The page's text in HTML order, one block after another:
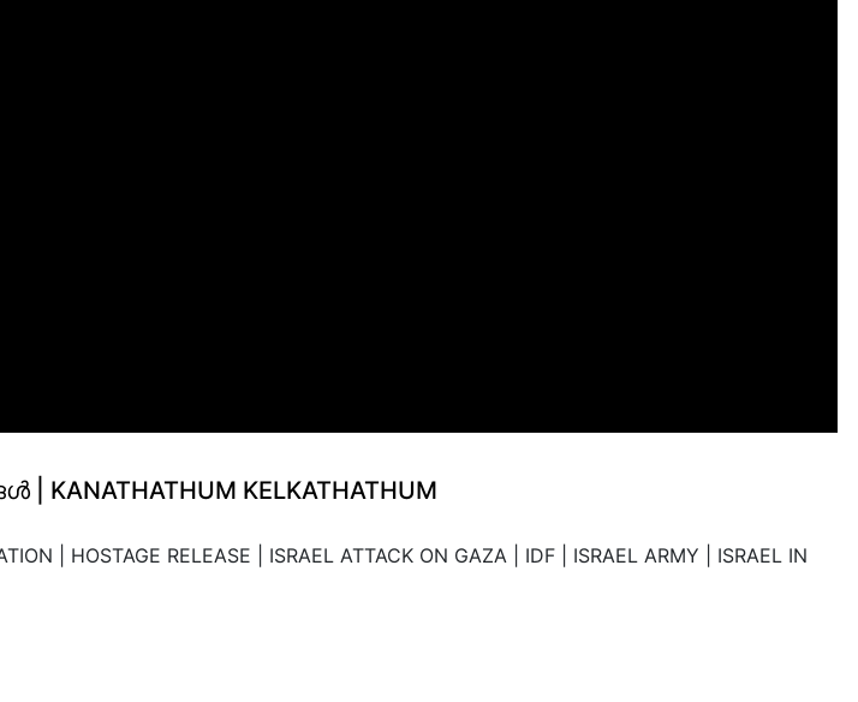
KELKATHATHUM
| HOSTAGE RELEASE | ISRAEL ATTACK ON GAZA | IDF | ISRAEL ARMY | ISRAEL IN